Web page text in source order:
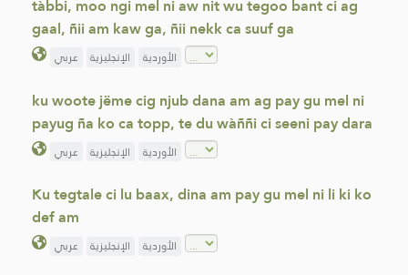
tàbbi, moo ngi mel ni aw nit wu tegoo bant ci ag
gaal, ñii am kaw ga, ñii nekk ca suuf ga
عربي الإنجليزية الأوردية
ku woote jëme cig njub dana am ag pay gu mel ni
payug ña ko ca topp, te du wàññi ci seeni pay dara
عربي الإنجليزية الأوردية
Ku tegtale ci lu baax, dina am pay gu mel ni li ki ko
def am
عربي الإنجليزية الأوردية